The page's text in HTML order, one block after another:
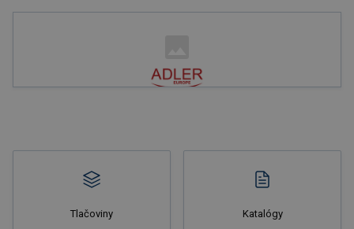
Tlačoviny Katalógy